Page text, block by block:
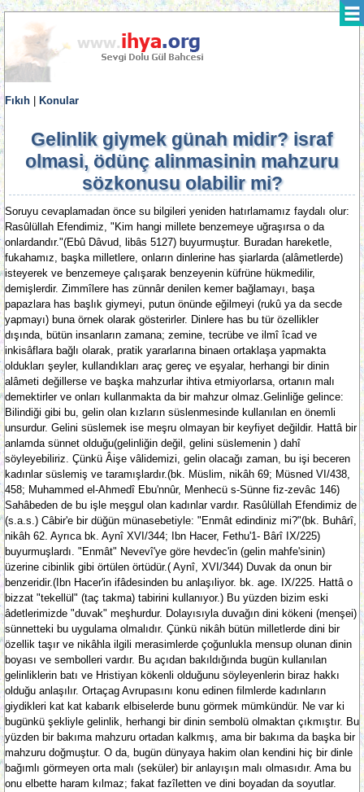
Fıkıh Konular
Gelinlik giymek günah midir? israf
olmasi, ödünç alinmasinin mahzuru
sözkonusu olabilir mi?
Soruyu cevaplamadan önce su bilgileri yeniden hatırlamamız faydalı olur:
Rasûlüllah Efendimiz, "Kim hangi millete benzemeye uğraşırsa o da
onlardandır."(Ebû Dâvud, libâs 5127) buyurmuştur. Buradan hareketle,
fukahamız, başka milletlere, onların dinlerine has şiarlarda (alâmetlerde)
isteyerek ve benzemeye çalışarak benzeyenin küfrüne hükmedilir,
demişlerdir. Zimmîlere has zünnâr denilen kemer bağlamayı, başa
papazlara has başlık giymeyi, putun önünde eğilmeyi (rukû ya da secde
yapmayı) buna örnek olarak gösterirler. Dinlere has bu tür özellikler
dışında, bütün insanların zamana; zemine, tecrübe ve ilmî îcad ve
inkisâflara bağlı olarak, pratik yararlarına binaen ortaklaşa yapmakta
oldukları şeyler, kullandıkları araç gereç ve eşyalar, herhangi bir dinin
alâmeti değillerse ve başka mahzurlar ihtiva etmiyorlarsa, ortanın malı
demektirler ve onları kullanmakta da bir mahzur olmaz.Gelinliğe gelince:
Bilindiği gibi bu, gelin olan kızların süslenmesinde kullanılan en önemli
unsurdur. Gelini süslemek ise meşru olmayan bir keyfiyet değildir. Hattâ bir
anlamda sünnet olduğu(gelinliğin değil, gelini süslemenin ) dahî
söyleyebiliriz. Çünkü Âişe vâlidemizi, gelin olacağı zaman, bu işi beceren
kadınlar süslemiş ve taramışlardır.(bk. Müslim, nikâh 69; Müsned VI/438,
458; Muhammed el-Ahmedî Ebu'nnûr, Menhecü s-Sünne fiz-zevâc 146)
Sahâbeden de bu işle meşgul olan kadınlar vardır. Rasûlüllah Efendimiz de
(s.a.s.) Câbir'e bir düğün münasebetiyle: "Enmât edindiniz mi?"(bk. Buhârî,
nikâh 62. Ayrıca bk. Aynî XVI/344; Ibn Hacer, Fethu'1- Bârî IX/225)
buyurmuşlardı. "Enmât" Nevevî'ye göre hevdec'in (gelin mahfe'sinin)
üzerine cibinlik gibi örtülen örtüdür.( Aynî, XVI/344) Duvak da onun bir
benzeridir.(Ibn Hacer'in ifâdesinden bu anlaşıliyor. bk. age. IX/225. Hattâ o
bizzat "tekellül" (taç takma) tabirini kullanıyor.) Bu yüzden bizim eski
âdetlerimizde "duvak" meşhurdur. Dolayısıyla duvağın dini kökeni (menşei)
sünnetteki bu uygulama olmalıdır. Çünkü nikâh bütün milletlerde dini bir
özellik taşır ve nikâhla ilgili merasimlerde çoğunlukla mensup olunan dinin
boyası ve sembolleri vardır. Bu açıdan bakıldığında bugün kullanılan
gelinliklerin batı ve Hristiyan kökenli olduğunu söyleyenlerin biraz hakkı
olduğu anlaşılır. Ortaçag Avrupasını konu edinen filmlerde kadınların
giydikleri kat kat kabarık elbiselerde bunu görmek mümkündür. Ne var ki
bugünkü şekliyle gelinlik, herhangi bir dinin sembolü olmaktan çıkmıştır. Bu
yüzden bir bakıma mahzuru ortadan kalkmış, ama bir bakıma da başka bir
mahzuru doğmuştur. O da, bugün dünyaya hakim olan kendini hiç bir dinle
bağımlı görmeyen orta malı (seküler) bir anlayışın malı olmasıdır. Ama bu
onu elbette haram kılmaz; fakat fazîletten ve dini boyadan da soyutlar.